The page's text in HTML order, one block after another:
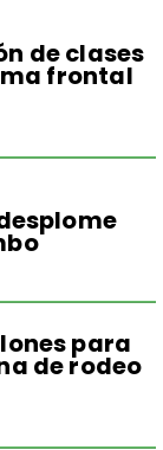
de clases
frontal
para
de rodeo